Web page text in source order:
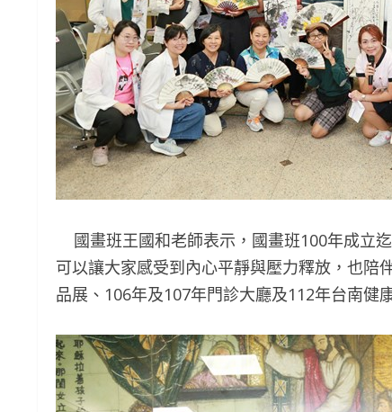
國畫班王國和老師表示，國畫班100年成立
可以讓大家感受到內心平靜與壓力釋放，也陪
品展、106年及107年門診大廳及112年台南健